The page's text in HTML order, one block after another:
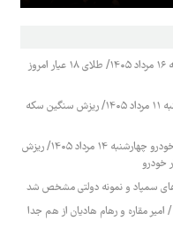
قیمت طلا و سکه جمعه ۱۶ مرداد ۱۴۰۵/ طلای ۱۸ عیار امروز
قیمت طلا و سکه یکشنبه ۱۱ مرداد ۱۴۰۵/ ریزش سنگین سکه
قیمت محصولات ایران خودرو چهارشنبه ۱۴ مرداد ۱۴۰۵/ ریزش
خودرو
سمپاد و نمونه دولتی مشخص شد
امیر مقاره و رهام هادیان از هم جدا